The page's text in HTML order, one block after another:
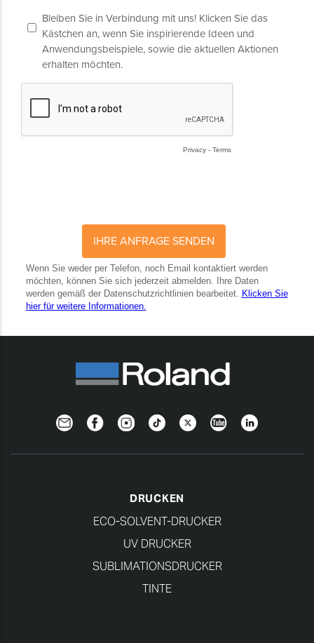
NewsletterFacebookInstagramTikTokTwitterYouTubeLinkedin
DRUCKEN
ECO-SOLVENT-DRUCKER
UV DRUCKER
SUBLIMATIONSDRUCKER
TINTE